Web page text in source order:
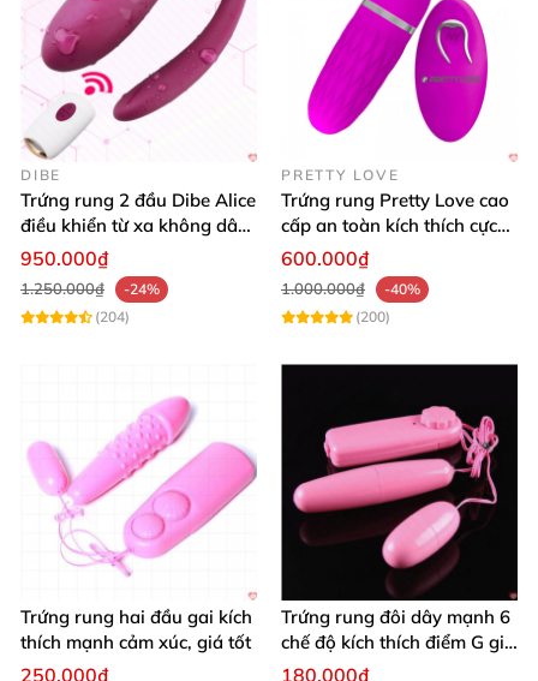
DIBE
Trứng rung 2 đầu Dibe Alice
điều khiển từ xa không dây
cao cấp
950.000₫
1.250.000₫
-24%
(204)
PRETTY LOVE
Trứng rung Pretty Love cao
cấp an toàn kích thích cực
khoái mê say
600.000₫
1.000.000₫
-40%
(200)
Trứng rung hai đầu gai kích
thích mạnh cảm xúc, giá tốt
250.000₫
Trứng rung đôi dây mạnh 6
chế độ kích thích điểm G giá
siêu tốt
180.000₫